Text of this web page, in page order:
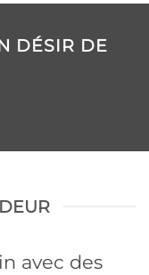
DÉSIR DE
avec des